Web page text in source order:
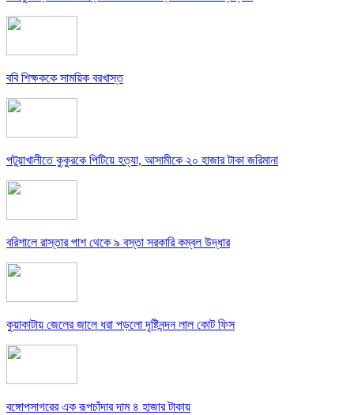
ববি শিক্ষককে সাময়িক বরখাস্ত
পটুয়াখালীতে কুকুরকে পিটিয়ে হত্যা, আসামীকে ২০ হাজার টাকা জরিমানা
বরিশালে রাস্তার পাশ থেকে ৯ বস্তা সরকারি কম্বল উদ্ধার
কুয়াকাটায় জেলের জালে ধরা পড়লো দৃষ্টিনন্দন লাল কোট ফিস
বঙ্গোপসাগরের এক রূপচাঁদার দাম ৪ হাজার টাকায়